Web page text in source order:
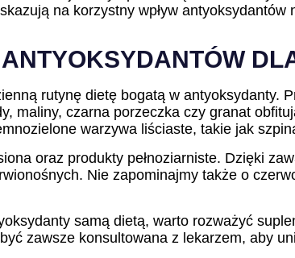
na korzystny wpływ
rutynę dietę bogatą w antyoksydanty.
maliny, czarna porzeczka czy granat
warzywa liściaste, takie jak
oraz produkty pełnoziarniste. Dzięki
Nie zapominajmy także o
samą dietą, warto rozważyć
zawsze konsultowana z lekarzem, aby